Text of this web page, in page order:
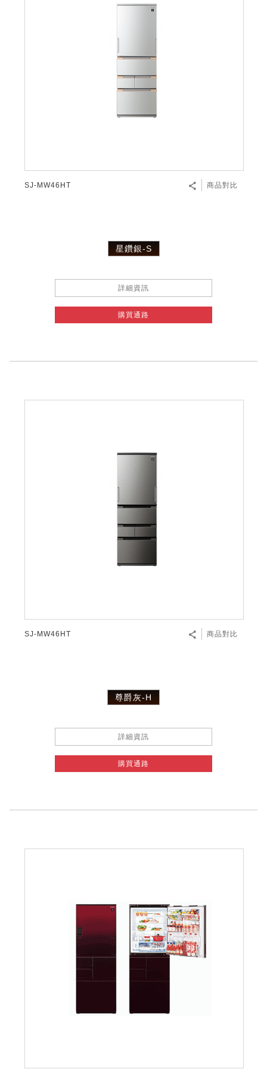
SJ-MW46HT 商品對比
星鑽銀-S
詳細資訊
購買通路
SJ-MW46HT 商品對比
尊爵灰-H
詳細資訊
購買通路